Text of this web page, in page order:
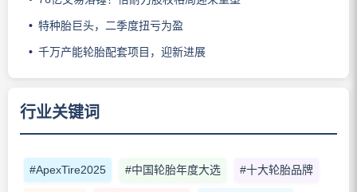
特种胎巨头，二季度扭亏为盈
千万产能轮胎配套项目，迎新进展
行业关键词
#ApexTire2025 #中国轮胎年度大选 #十大轮胎品牌